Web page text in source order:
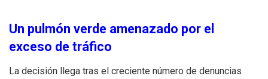
Un pulmón verde amenazado por el
exceso de tráfico
La decisión llega tras el creciente número de denuncias